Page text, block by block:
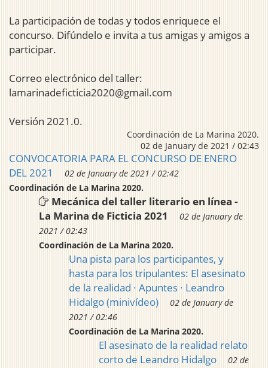
La participación de todas y todos enriquece el
concurso. Difúndelo e invita a tus amigas y amigos a
participar.
Correo electrónico del taller:
lamarinadeficticia2020@gmail.com
Versión 2021.0.
Coordinación de La Marina 2020.
02 de January de 2021 / 02:43
CONVOCATORIA PARA EL CONCURSO DE ENERO
DEL 2021
02 de January de 2021 / 02:42
Coordinación de La Marina 2020.
Mecánica del taller literario en línea -
La Marina de Ficticia 2021
02 de January de
2021 / 02:43
Coordinación de La Marina 2020.
Una pista para los participantes, y
hasta para los tripulantes: El asesinato
de la realidad · Apuntes · Leandro
Hidalgo (minivídeo)
02 de January de
2021 / 02:46
Coordinación de La Marina 2020.
El asesinato de la realidad relato
corto de Leandro Hidalgo
02 de